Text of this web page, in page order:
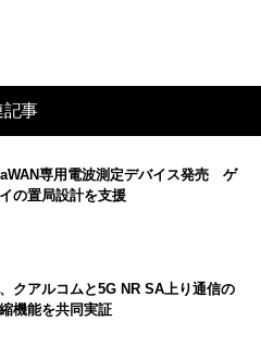
記事
専用電波測定デバイス発売 ゲ
の置局設計を支援
クアルコムと5G NR SA上り通信の
機能を共同実証